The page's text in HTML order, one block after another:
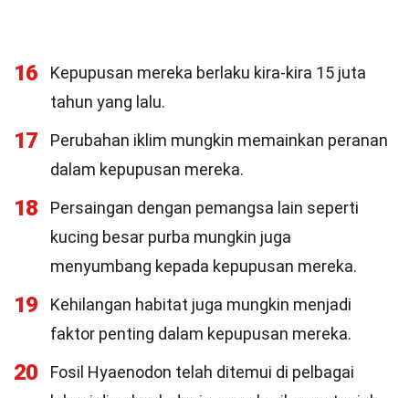
16
Kepupusan mereka berlaku kira-kira 15 juta
tahun yang lalu.
17
Perubahan iklim mungkin memainkan peranan
dalam kepupusan mereka.
18
Persaingan dengan pemangsa lain seperti
kucing besar purba mungkin juga
menyumbang kepada kepupusan mereka.
19
Kehilangan habitat juga mungkin menjadi
faktor penting dalam kepupusan mereka.
20
Fosil Hyaenodon telah ditemui di pelbagai